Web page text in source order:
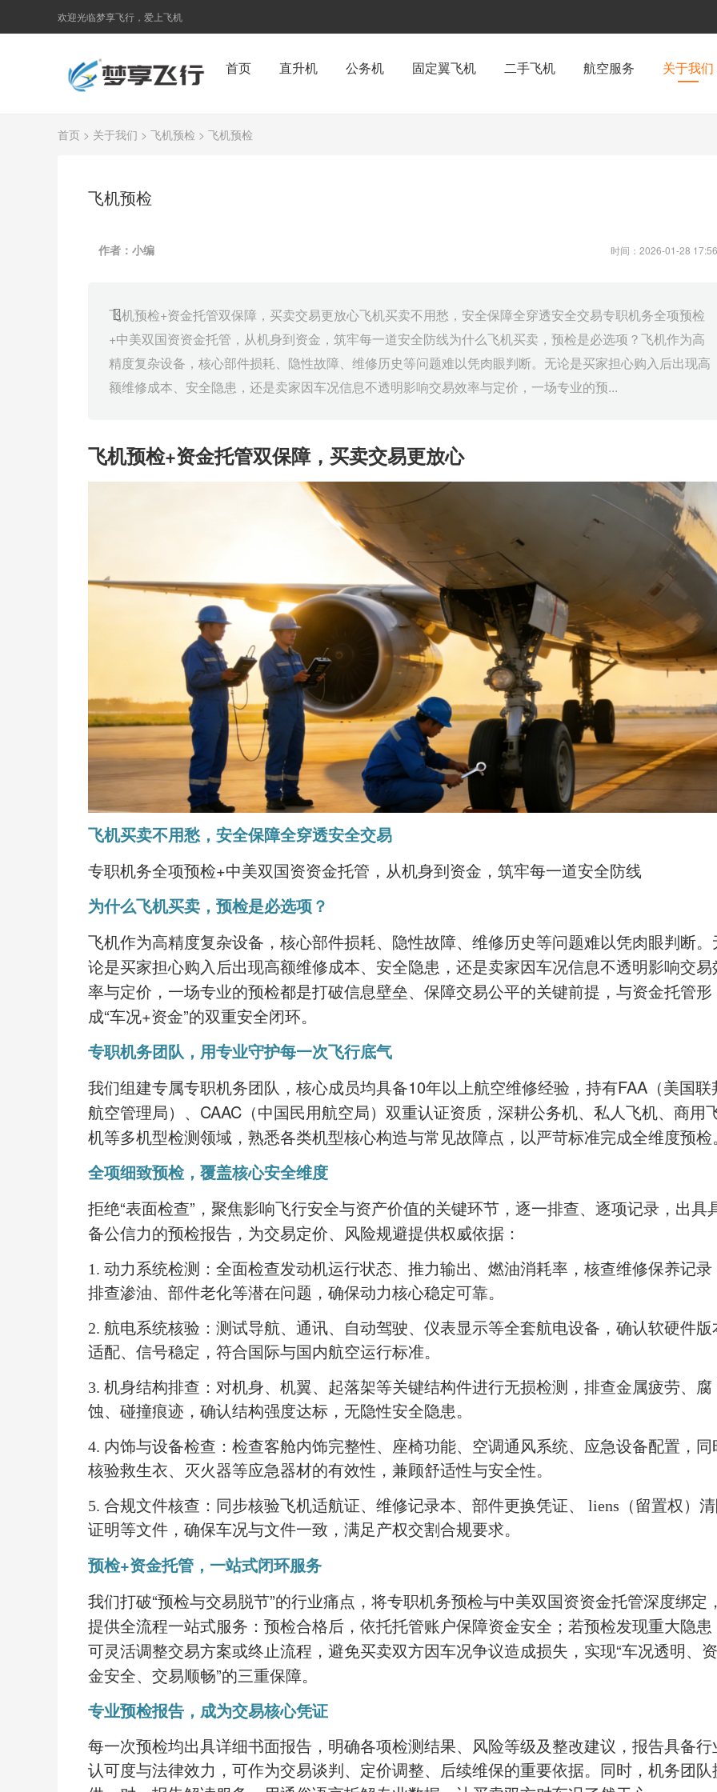
欢迎光临梦享飞行，爱上飞机
首页 直升机 公务机 固定翼飞机 二手飞机 航空服务 关于我们
首页 > 关于我们 > 飞机预检 > 飞机预检
飞机预检
作者：小编 时间：2026-01-28
飞机预检+资金托管双保障，买卖交易更放心飞机买卖不用愁，安全保障全穿透安全交易专职机务全项预检
+中美双国资资金托管，从机身到资金，筑牢每一道安全防线为什么飞机买卖，预检是必选项？飞机作为高
精度复杂设备，核心部件损耗、隐性故障、维修历史等问题难以凭肉眼判断。无论是买家担心购入后出现高
额维修成本、安全隐患，还是卖家因车况信息不透明影响交易效率与定价，一场专业的预...
飞机预检+资金托管双保障，买卖交易更放心
飞机买卖不用愁，安全保障全穿透安全交易
专职机务全项预检+中美双国资资金托管，从机身到资金，筑牢每一道安全防线
为什么飞机买卖，预检是必选项？
飞机作为高精度复杂设备，核心部件损耗、隐性故障、维修历史等问题难以凭肉眼判断。
论是买家担心购入后出现高额维修成本、安全隐患，还是卖家因车况信息不透明影响交易
率与定价，一场专业的预检都是打破信息壁垒、保障交易公平的关键前提，与资金托管形
成“车况+资金”的双重安全闭环。
专职机务团队，用专业守护每一次飞行底气
我们组建专属专职机务团队，核心成员均具备10年以上航空维修经验，持有FAA（美国联
航空管理局）、CAAC（中国民用航空局）双重认证资质，深耕公务机、私人飞机、商用
机等多机型检测领域，熟悉各类机型核心构造与常见故障点，以严苛标准完成全维度预检。
全项细致预检，覆盖核心安全维度
拒绝“表面检查”，聚焦影响飞行安全与资产价值的关键环节，逐一排查、逐项记录，出具
备公信力的预检报告，为交易定价、
风险规避提供权威依据：
1. 动力系统检测：全面检查发动机运行状态、推力输出、燃油消耗率，核查维修保养记录
排查渗油、部件老化等潜在问题，确保动力核心稳定可靠。
2. 航电系统核验：测试导航、通讯、自动驾驶、仪表显示等全套航电设备，确认软硬件版
适配、信号稳定，符合国际与国内航空运行标准。
3. 机身结构排查：对机身、机翼、起落架等关键结构件进行无损检测，排查金属疲劳、腐
蚀、碰撞痕迹，确认结构强度达标，无隐性安全隐患。
4. 内饰与设备检查：检查客舱内饰完整性、座椅功能、空调通风系统、应急设备配置，同
核验救生衣、灭火器等应急器材的有效性，兼顾舒适性与安全性。
5. 合规文件核查：同步核验飞机适航证、维修记录本、部件更换凭证、 liens（留置权）
证明等文件，确保车况与文件一致，满足产权交割合规要求。
预检+资金托管，一站式闭环服务
我们打破“预检与交易脱节”的行业痛点，将专职机务预检与中美双国资资金托管深度绑定，
提供全流程一站式服务：预检合格后，依托托管账户保障资金安全；若预检发现重大隐患
可灵活调整交易方案或终止流程，避免买卖双方因车况争议造成损失，实现“车况透明、资
金安全、交易顺畅”的三重保障。
专业预检报告，成为交易核心凭证
每一次预检均出具详细书面报告，明确各项检测结果、风险等级及整改建议，报告具备行
认可度与法律效力，可作为交易谈判、定价调整、后续维保的重要依据。同时，机务团队